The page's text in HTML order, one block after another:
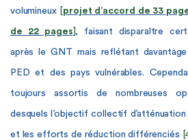
volumineux [projet d’accord de 33
de 22 pages], faisant disparaître
après le GNT mais reflétant
PED et des pays vulnérables.
toujours assortis de nombreuses
desquels l’objectif collectif
et les efforts de réduction différenciés